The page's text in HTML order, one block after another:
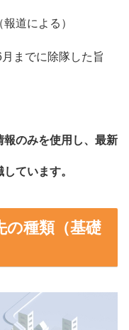
道による）
までに除隊した旨
のみを使用し、最新
ています。
の種類（基礎